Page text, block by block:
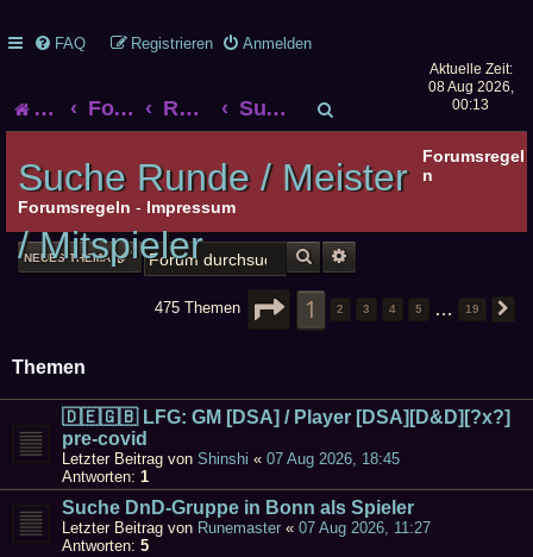
FAQ Anmelden
Registrieren
Startseite
Foren-Übersicht Rollenspiel Suche Runde / Meister / Mitspieler
c
h
Aktuelle Zeit:
08 Aug 2026,
00:13
Suche Runde / Meister
/ Mitspieler
Forumsregel
n
Forumsregeln - Impressum
NEUES THEMA SUCHE
475 Themen SEITE
1 2 3 4 5 … 19
Themen
🇩🇪🇬🇧 LFG: GM [DSA] / Player [DSA][D&D][?x?]
pre-covid
Letzter Beitrag von Shinshi « 07 Aug 2026, 18:45
Antworten: 1
Suche DnD-Gruppe in Bonn als Spieler
Letzter Beitrag von Runemaster « 07 Aug 2026, 11:27
Antworten: 5